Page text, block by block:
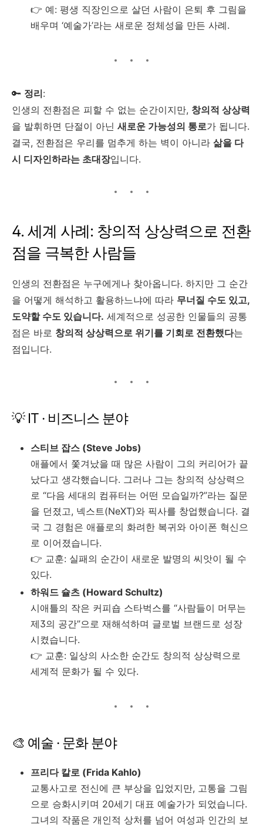
👉 예: 평생 직장인으로 살던 사람이 은퇴 후 그림을
배우며 ‘예술가’라는 새로운 정체성을 만든 사례.
🔑 정리:
인생의 전환점은 피할 수 없는 순간이지만, 창의적 상상력
을 발휘하면 단절이 아닌 새로운 가능성의 통로가 됩니다.
결국, 전환점은 우리를 멈추게 하는 벽이 아니라 삶을 다
시 디자인하라는 초대장입니다.
4. 세계 사례: 창의적 상상력으로 전환
점을 극복한 사람들
인생의 전환점은 누구에게나 찾아옵니다. 하지만 그 순간
을 어떻게 해석하고 활용하느냐에 따라 무너질 수도 있고,
도약할 수도 있습니다. 세계적으로 성공한 인물들의 공통
점은 바로 창의적 상상력으로 위기를 기회로 전환했다는
점입니다.
💡 IT · 비즈니스 분야
스티브 잡스 (Steve Jobs)
애플에서 쫓겨났을 때 많은 사람이 그의 커리어가 끝
났다고 생각했습니다. 그러나 그는 창의적 상상력으
로 “다음 세대의 컴퓨터는 어떤 모습일까?”라는 질문
을 던졌고, 넥스트(NeXT)와 픽사를 창업했습니다. 결
국 그 경험은 애플로의 화려한 복귀와 아이폰 혁신으
로 이어졌습니다.
👉 교훈: 실패의 순간이 새로운 발명의 씨앗이 될 수
있다.
하워드 슐츠 (Howard Schultz)
시애틀의 작은 커피숍 스타벅스를 “사람들이 머무는
제3의 공간”으로 재해석하며 글로벌 브랜드로 성장
시켰습니다.
👉 교훈: 일상의 사소한 순간도 창의적 상상력으로
세계적 문화가 될 수 있다.
🎨 예술 · 문화 분야
프리다 칼로 (Frida Kahlo)
교통사고로 전신에 큰 부상을 입었지만, 고통을 그림
으로 승화시키며 20세기 대표 예술가가 되었습니다.
그녀의 작품은 개인적 상처를 넘어 여성과 인간의 보